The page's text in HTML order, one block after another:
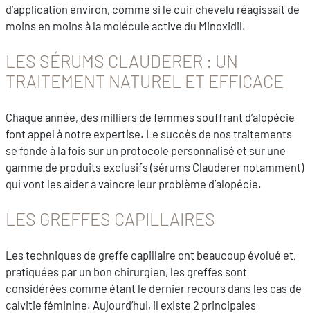
d’application environ, comme si le cuir chevelu réagissait de
moins en moins à la molécule active du Minoxidil.
LES SÉRUMS CLAUDERER : UN
TRAITEMENT NATUREL ET EFFICACE
Chaque année, des milliers de femmes souffrant d’alopécie
font appel à notre expertise. Le succès de nos traitements
se fonde à la fois sur un protocole personnalisé et sur une
gamme de produits exclusifs (sérums Clauderer notamment)
qui vont les aider à vaincre leur problème d’alopécie.
LES GREFFES CAPILLAIRES
Les techniques de greffe capillaire ont beaucoup évolué et,
pratiquées par un bon chirurgien, les greffes sont
considérées comme étant le dernier recours dans les cas de
calvitie féminine. Aujourd’hui, il existe 2 principales